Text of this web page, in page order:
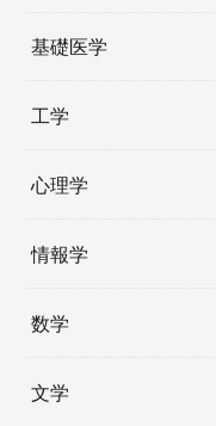
基礎医学
工学
心理学
情報学
数学
文学